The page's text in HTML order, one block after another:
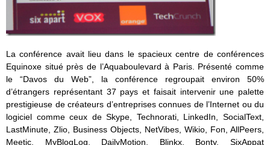
La conférence avait lieu dans le spacieux centre de conférences
Equinoxe situé près de l’Aquaboulevard à Paris. Présenté comme
le “Davos du Web”, la conférence regroupait environ 50%
d’étrangers représentant 37 pays et faisait intervenir une palette
prestigieuse de créateurs d’entreprises connues de l’Internet ou du
logiciel comme ceux de Skype, Technorati, LinkedIn, SocialText,
LastMinute, Zlio, Business Objects, NetVibes, Wikio, Fon, AllPeers,
Meetic, MyBlogLog, DailyMotion, Blinkx, Bonty, SixAppat